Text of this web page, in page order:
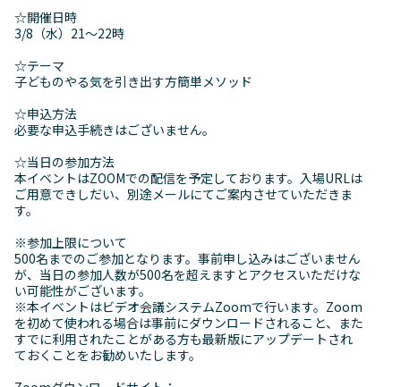
☆開催日時
3/8（水）21～22時
☆テーマ
子どものやる気を引き出す方簡単メソッド
☆申込方法
必要な申込手続きはございません。
☆当日の参加方法
本イベントはZOOMでの配信を予定しております。入場URLは
ご用意できしだい、別途メールにてご案内させていただきま
す。
※参加上限について
500名までのご参加となります。事前申し込みはございません
が、当日の参加人数が500名を超えますとアクセスいただけな
い可能性がございます。
※本イベントはビデオ会議システムZoomで行います。Zoom
を初めて使われる場合は事前にダウンロードされること、また
すでに利用されたことがある方も最新版にアップデートされ
ておくことをお勧めいたします。